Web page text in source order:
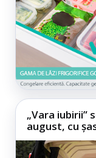
„Vara iubirii”
august, cu